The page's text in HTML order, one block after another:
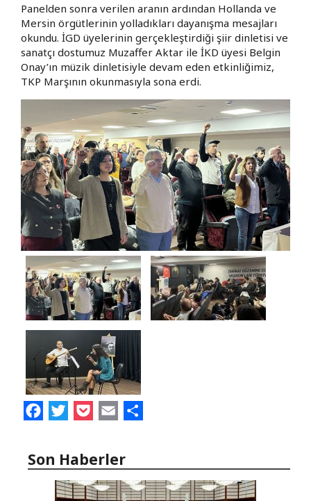
Panelden sonra verilen aranın ardından Hollanda ve
Mersin örgütlerinin yolladıkları dayanışma mesajları
okundu. İGD üyelerinin gerçekleştirdiği şiir dinletisi ve
sanatçı dostumuz Muzaffer Aktar ile İKD üyesi Belgin
Onay’ın müzik dinletisiyle devam eden etkinliğimiz,
TKP Marşının okunmasıyla sona erdi.
FacebookTwitterPocketEmail
Son Haberler